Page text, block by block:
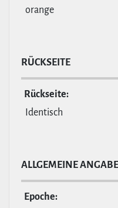
orange
RÜCKSEITE
Rückseite:
Identisch
ALL­GE­MEINE
Epoche: